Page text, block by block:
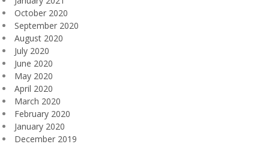
October 2020
September 2020
August 2020
July 2020
June 2020
May 2020
April 2020
March 2020
February 2020
January 2020
December 2019